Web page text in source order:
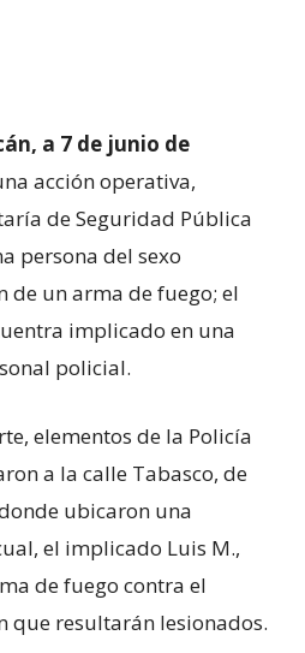
a 7 de junio de
acción operativa,
de Seguridad Pública
persona del sexo
de un arma de fuego; el
implicado en una
policial.
elementos de la Policía
a la calle Tabasco, de
ubicaron una
el implicado Luis M.,
de fuego contra el
que resultarán lesionados.